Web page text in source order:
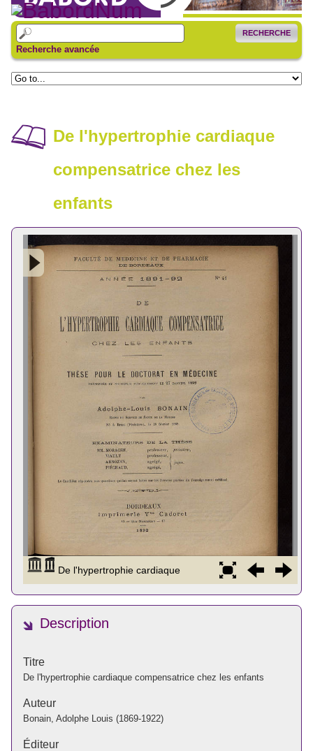
RECHERCHE
Recherche avancée
De l'hypertrophie cardiaque
compensatrice chez les
enfants
Description
Titre
De l'hypertrophie cardiaque compensatrice chez les enfants
Auteur
Bonain, Adolphe Louis (1869-1922)
Éditeur